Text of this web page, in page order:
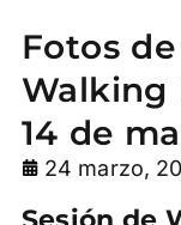
Fotos
Walking
14 de
24 marzo,